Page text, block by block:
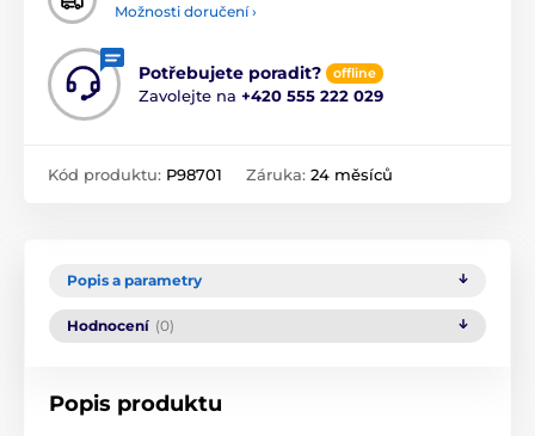
Možnosti doručení ›
Potřebujete poradit? offline
Zavolejte na +420 555 222 029
Kód produktu: P98701 Záruka: 24 měsíců
Popis a parametry
Hodnocení (0)
Popis produktu